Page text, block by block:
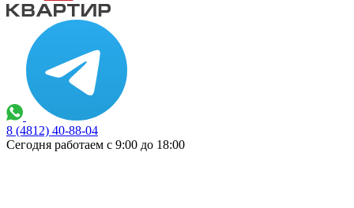
8 (4812) 40-88-04
Сегодня работаем с 9:00 до 18:00